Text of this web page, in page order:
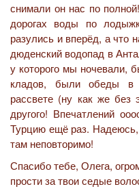
снимали он нас по
дорогах воды по
разулись и вперёд, а
дюденский водопад в
у которого мы ночевали,
кладов, были обеды в
рассвете (ну как же без
другого! Впечатлений
Турцию ещё раз. Надеюсь,
там неповторимо!
Спасибо тебе, Олега,
прости за твои седые